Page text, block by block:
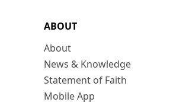
ABOUT
About
News & Knowledge
Statement of Faith
Mobile App